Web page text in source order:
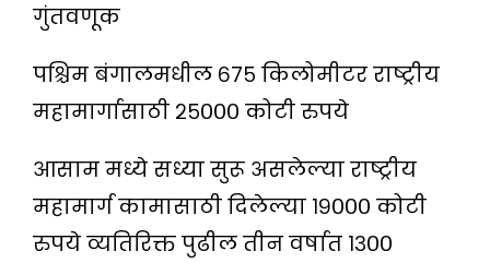
गुंतवणूक
पश्चिम बंगालमधील ६७५ किलोमीटर राष्ट्रीय
महामार्गासाठी २५००० कोटी रुपये
आसाम मध्ये सध्या सुरू असलेल्या राष्ट्रीय
महामार्ग कामासाठी दिलेल्या १९००० कोटी
रुपये व्यतिरिक्त पुढील तीन वर्षात १३००